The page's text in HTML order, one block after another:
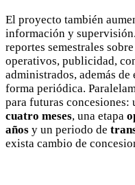
El proyecto también
información y
reportes semestrales
operativos, publicidad,
administrados, además
forma periódica.
para futuras concesiones:
cuatro meses, una etapa
años y un periodo de
exista cambio de